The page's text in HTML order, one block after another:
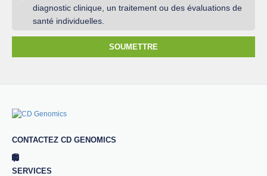
diagnostic clinique, un traitement ou des évaluations de
santé individuelles.
SOUMETTRE
CONTACTEZ CD GENOMICS
SERVICES